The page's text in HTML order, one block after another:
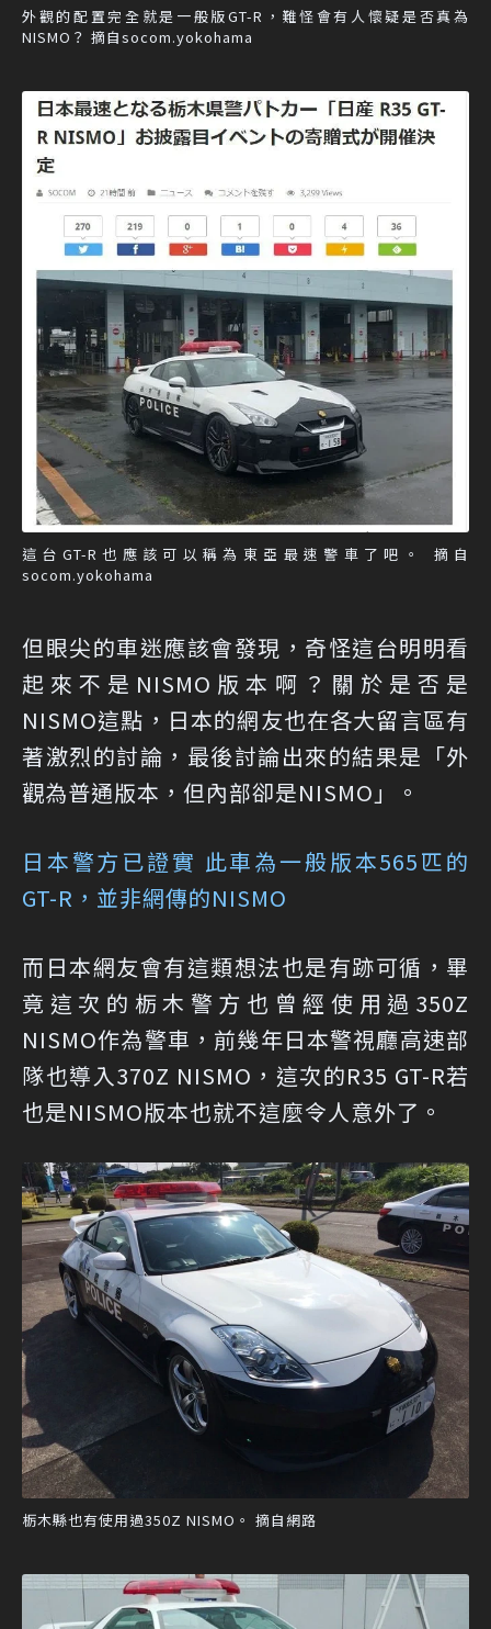
外觀的配置完全就是一般版GT-R，難怪會有人懷疑是否真為
NISMO？ 摘自socom.yokohama
這台GT-R也應該可以稱為東亞最速警車了吧。 摘自
socom.yokohama
但眼尖的車迷應該會發現，奇怪這台明明看
起來不是NISMO版本啊？關於是否是
NISMO這點，日本的網友也在各大留言區有
著激烈的討論，最後討論出來的結果是「外
觀為普通版本，但內部卻是NISMO」。
日本警方已證實 此車為一般版本565匹的
GT-R，並非網傳的NISMO
而日本網友會有這類想法也是有跡可循，畢
竟這次的栃木警方也曾經使用過350Z
NISMO作為警車，前幾年日本警視廳高速部
隊也導入370Z NISMO，這次的R35 GT-R若
也是NISMO版本也就不這麼令人意外了。
栃木縣也有使用過350Z NISMO。 摘自網路